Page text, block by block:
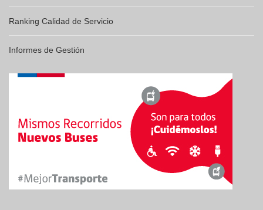
Ranking Calidad de Servicio
Informes de Gestión